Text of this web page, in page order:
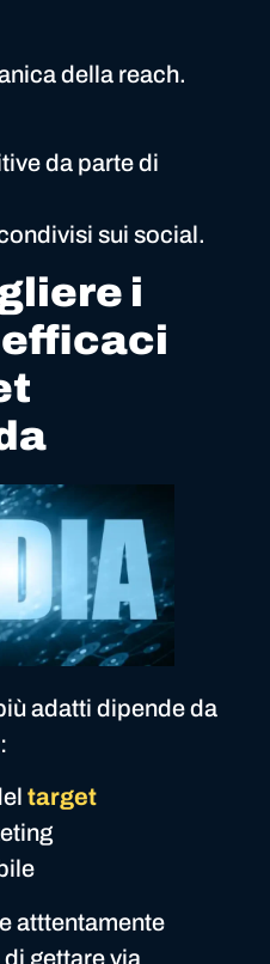
della reach.
da parte di
sui social.
i
efficaci
adatti dipende da
target
atttentamente
gettare via